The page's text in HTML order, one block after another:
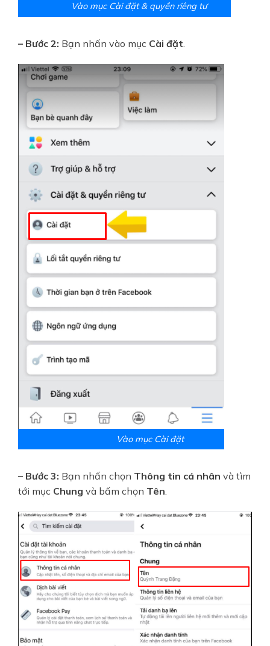
Vào mục Cài đặt & quyền riêng tư
– Bước 2: Bạn nhấn vào mục Cài đặt.
Vào mục Cài đặt
– Bước 3: Bạn nhấn chọn Thông tin cá nhân và tìm
tới mục Chung và bấm chọn Tên.